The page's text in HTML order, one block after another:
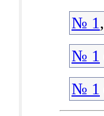
№ 1,
№ 1
№ 1